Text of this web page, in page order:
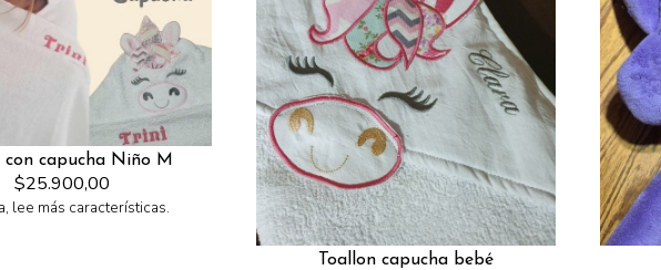
con capucha Niño M
$25.900,00
lee más características.
Toallon capucha bebé